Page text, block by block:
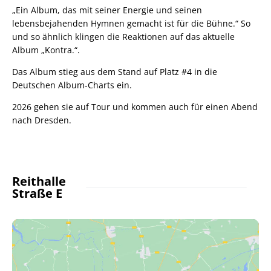
„Ein Album, das mit seiner Energie und seinen
lebensbejahenden Hymnen gemacht ist für die Bühne.“ So
und so ähnlich klingen die Reaktionen auf das aktuelle
Album „Kontra.“.
Das Album stieg aus dem Stand auf Platz #4 in die
Deutschen Album-Charts ein.
2026 gehen sie auf Tour und kommen auch für einen Abend
nach Dresden.
Reithalle
Straße E